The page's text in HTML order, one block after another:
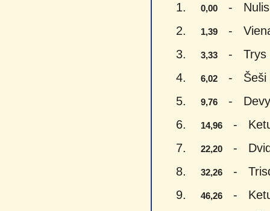
1. 0,00
- Nulis
2.
1,39
-
3.
3,33
- Trys
4.
6,02
- Šeši
5.
9,76
-
6.
14,96
-
7.
22,20
-
8.
32,26
-
9.
46,26
-